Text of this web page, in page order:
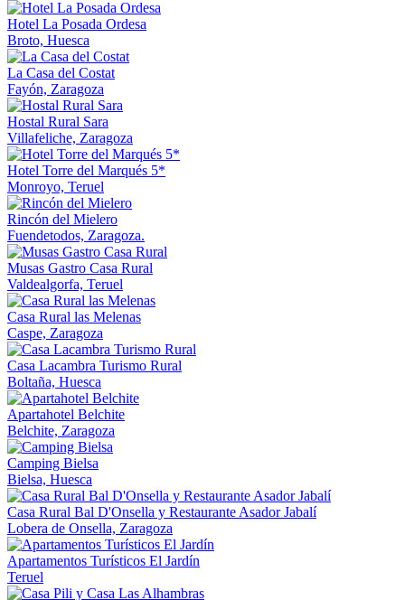
Hotel La Posada Ordesa
Broto, Huesca
La Casa del Costat
Fayón, Zaragoza
Hostal Rural Sara
Villafeliche, Zaragoza
Hotel Torre del Marqués 5*
Monroyo, Teruel
Rincón del Mielero
Fuendetodos, Zaragoza.
Musas Gastro Casa Rural
Valdealgorfa, Teruel
Casa Rural las Melenas
Caspe, Zaragoza
Casa Lacambra Turismo Rural
Boltaña, Huesca
Apartahotel Belchite
Belchite, Zaragoza
Camping Bielsa
Bielsa, Huesca
Casa Rural Bal D'Onsella y Restaurante Asador Jabalí
Lobera de Onsella, Zaragoza
Apartamentos Turísticos El Jardín
Teruel